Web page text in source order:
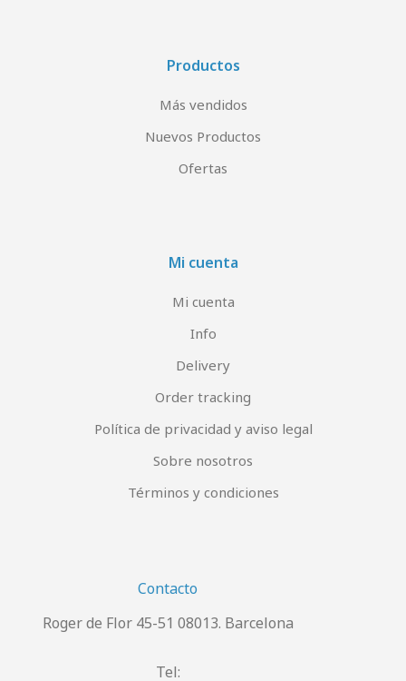
Productos
Más vendidos
Nuevos Productos
Ofertas
Mi cuenta
Mi cuenta
Info
Delivery
Order tracking
Política de privacidad y aviso legal
Sobre nosotros
Términos y condiciones
Contacto
Roger de Flor 45-51 08013. Barcelona
Tel: